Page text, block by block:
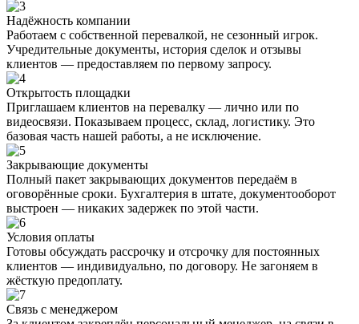
Надёжность компании
Работаем с собственной перевалкой, не сезонный игрок.
Учредительные документы, история сделок и отзывы
клиентов — предоставляем по первому запросу.
Открытость площадки
Приглашаем клиентов на перевалку — лично или по
видеосвязи. Показываем процесс, склад, логистику. Это
базовая часть нашей работы, а не исключение.
Закрывающие документы
Полный пакет закрывающих документов передаём в
оговорённые сроки. Бухгалтерия в штате, документооборот
выстроен — никаких задержек по этой части.
Условия оплаты
Готовы обсуждать рассрочку и отсрочку для постоянных
клиентов — индивидуально, по договору. Не загоняем в
жёсткую предоплату.
Связь с менеджером